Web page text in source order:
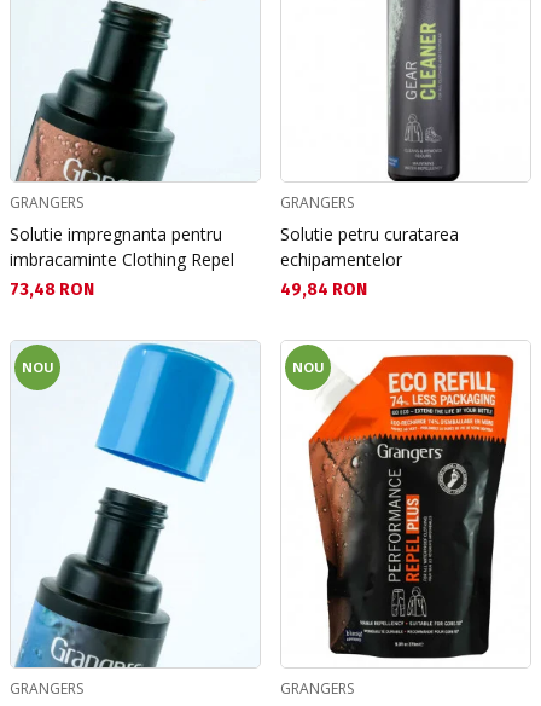
GRANGERS
Solutie impregnanta pentru
imbracaminte Clothing Repel
Текуща цена:
73,48 RON
GRANGERS
Solutie petru curatarea
echipamentelor
Текуща цена:
49,84 RON
NOU
GRANGERS
NOU
GRANGERS